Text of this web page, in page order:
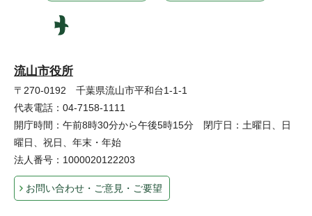
流山市役所
〒270-0192 千葉県流山市平和台1-1-1
代表電話：04-7158-1111
開庁時間：午前8時30分から午後5時15分 閉庁日：土曜日、日
曜日、祝日、年末・年始
法人番号：1000020122203
お問い合わせ・ご意見・ご要望